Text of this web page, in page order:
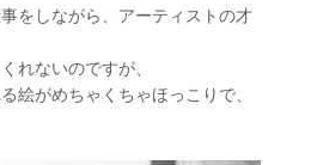
をしながら、アーティストの才
れないのですが、
絵がめちゃくちゃほっこりで、